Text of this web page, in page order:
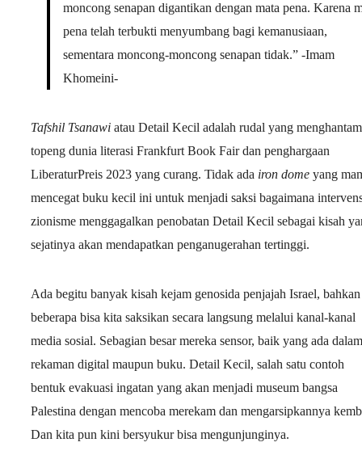
moncong senapan digantikan dengan mata pena. Karena
pena telah terbukti menyumbang bagi kemanusiaan,
sementara moncong-moncong senapan tidak.” -Imam
Khomeini-
Tafshil Tsanawi atau Detail Kecil adalah rudal yang menghantam
topeng dunia literasi Frankfurt Book Fair dan penghargaan
LiberaturPreis 2023 yang curang. Tidak ada iron dome yang
mencegat buku kecil ini untuk menjadi saksi bagaimana
zionisme menggagalkan penobatan Detail Kecil sebagai kisah
sejatinya akan mendapatkan penganugerahan tertinggi.
Ada begitu banyak kisah kejam genosida penjajah Israel, bahkan
beberapa bisa kita saksikan secara langsung melalui kanal-kanal
media sosial. Sebagian besar mereka sensor, baik yang ada dalam
rekaman digital maupun buku. Detail Kecil, salah satu contoh
bentuk evakuasi ingatan yang akan menjadi museum bangsa
Palestina dengan mencoba merekam dan mengarsipkannya
Dan kita pun kini bersyukur bisa mengunjunginya.